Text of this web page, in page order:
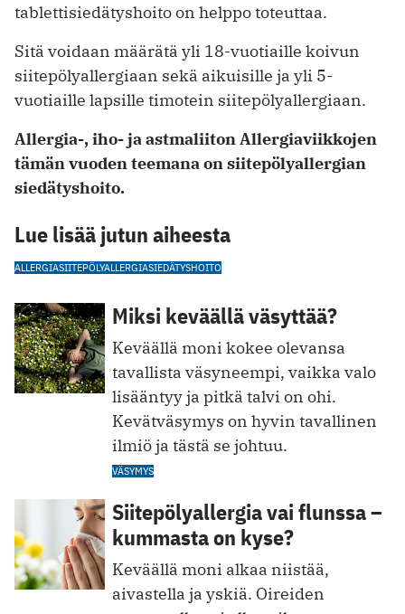
tablettisiedätyshoito on helppo toteuttaa.
Sitä voidaan määrätä yli 18-vuotiaille koivun
siitepölyallergiaan sekä aikuisille ja yli 5-
vuotiaille lapsille timotein siitepölyallergiaan.
Allergia-, iho- ja astmaliitonAllergiaviikkojen
tämän vuoden teemana on siitepölyallergian
siedätyshoito.
Lue lisää jutun aiheesta
ALLERGIASIITEPÖLYALLERGIASIEDÄTYSHOITO
Miksi keväällä väsyttää?
Keväällä moni kokee olevansa
tavallista väsyneempi, vaikka valo
lisääntyy ja pitkä talvi on ohi.
Kevätväsymys on hyvin tavallinen
ilmiö ja tästä se johtuu.
VÄSYMYS
Siitepölyallergia vai flunssa –
kummasta on kyse?
Keväällä moni alkaa niistää,
aivastella ja yskiä. Oireiden